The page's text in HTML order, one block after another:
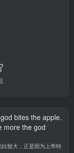
bites the apple.
more the god
较大，正是因为上帝特